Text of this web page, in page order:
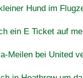
Hund im
ein E Ticket auf
Meilen bei United